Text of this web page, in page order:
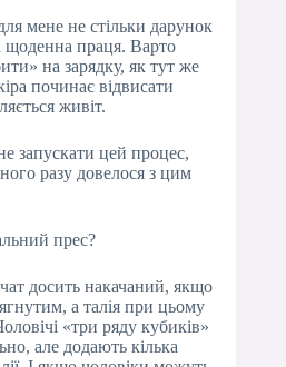
мене не стільки дарунок
щоденна праця. Варто
на зарядку, як тут же
починає відвисати
живіт.
запускати цей процес,
разу довелося з цим
прес?
досить накачаний, якщо
а талія при цьому
«три ряду кубиків»
але додають кілька